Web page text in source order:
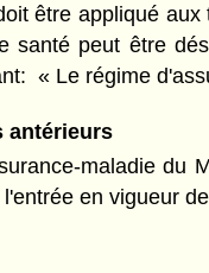
être appliqué
santé peut être
« Le régime
antérieurs
maladie du
en vigueur